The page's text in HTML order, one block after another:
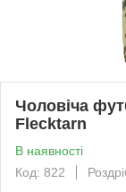
Чоловіча
Flecktarn
В наявності
Код: 822